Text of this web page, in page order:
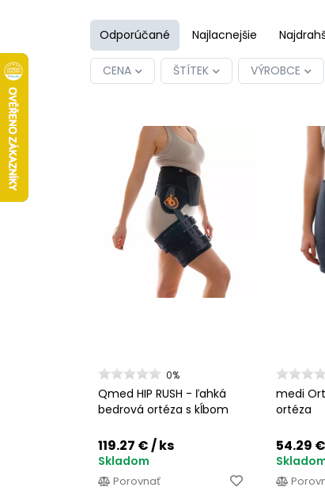
Odporúčané Najlacnejšie
CENA ŠTÍTEK VÝROBCE
0%
Qmed HIP RUSH - ľahká
bedrová ortéza s kĺbom
119.27 €/ ks
Skladom
Porovnať
medi
ortéza
54.29 €